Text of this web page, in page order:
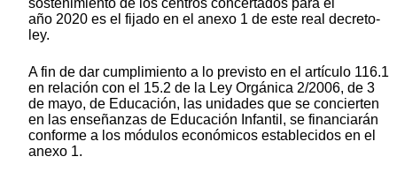
sostenimiento de los centros concertados para el
año 2020 es el fijado en el anexo 1 de este real decreto-
ley.
A fin de dar cumplimiento a lo previsto en el artículo 116.1
en relación con el 15.2 de la Ley Orgánica 2/2006, de 3
de mayo, de Educación, las unidades que se concierten
en las enseñanzas de Educación Infantil, se financiarán
conforme a los módulos económicos establecidos en el
anexo 1.